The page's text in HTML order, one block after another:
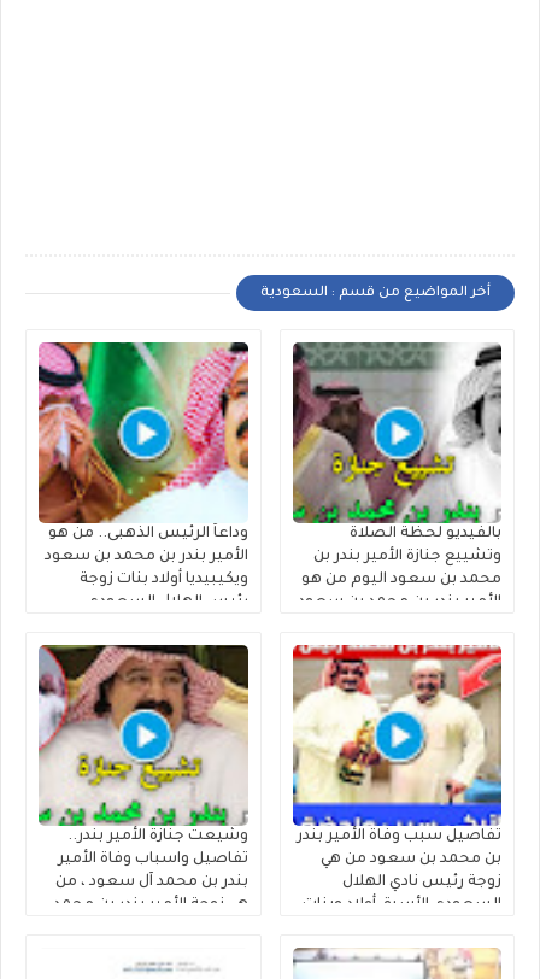
أخر المواضيع من قسم : السعودية
بالفيديو لحظة الصلاة
وتشييع جنازة الأمير بندر بن
محمد بن سعود اليوم من هو
الأمير بندر بن محمد بن سعود
وداعاً الرئيس الذهبى.. من هو
الأمير بندر بن محمد بن سعود
ويكيبيديا أولاد بنات زوجة
رئيس الهلال السعودي
سعود الكبير آل سعود وموعد
ومكان تشييع الجنازة السيرة
الذاتية
تفاصيل سبب وفاة الأمير بندر
بن محمد بن سعود من هي
زوجة رئيس نادي الهلال
السعودي الأسبق أولاد وبنات
الكبير آل سعود من أي قبيلة
وش يتبع
وشيعت جنازة الأمير بندر..
تفاصيل واسباب وفاة الأمير
بندر بن محمد آل سعود ، من
هي زوجة الأمير بندر بن محمد
وش يتبع